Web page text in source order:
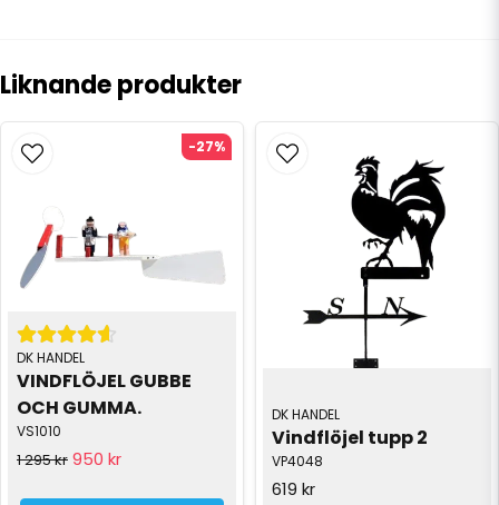
Liknande produkter
DK HANDEL
VINDFLÖJEL GUBBE
OCH GUMMA.
VS1010
1 295 kr 950 kr
-27%
DK HANDEL
Vindflöjel tupp 2
VP4048
619 kr